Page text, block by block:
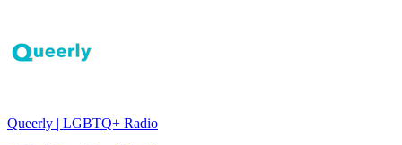
Queerly | LGBTQ+ Radio